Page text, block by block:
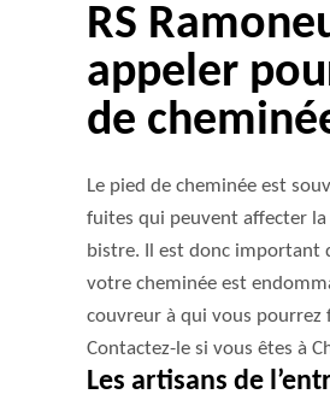
RS
appeler
de
Le pied de cheminée est
fuites qui peuvent affecter
bistre. Il est donc important
votre cheminée est
couvreur à qui vous pourrez
Contactez-le si vous êtes à
Les artisans de